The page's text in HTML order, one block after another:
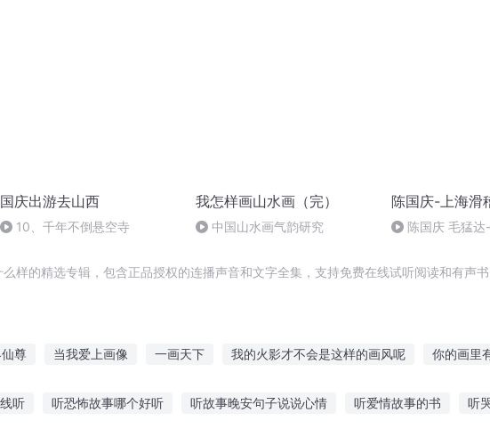
国庆出游去山西
10、千年不倒悬空寺
我怎样画山水画（完）
中国山水画气韵研究
陈国庆-上海滑
陈国庆 毛猛
样的精选专辑，包含正品授权的连播声音和文字全集，支持免费在线试听阅读和有声书
尊 当我爱上画像 一画天下 我的火影才不会是这样的画风呢 你的画里
听 听恐怖故事哪个好听 听故事晚安句子说说心情 听爱情故事的书 听